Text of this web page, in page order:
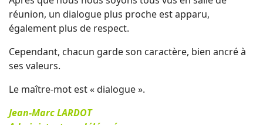
réunion, un dialogue plus proche est apparu,
également plus de respect.
Cependant, chacun garde son caractère, bien ancré à
ses valeurs.
Le maître-mot est « dialogue ».
Jean-Marc LARDOT